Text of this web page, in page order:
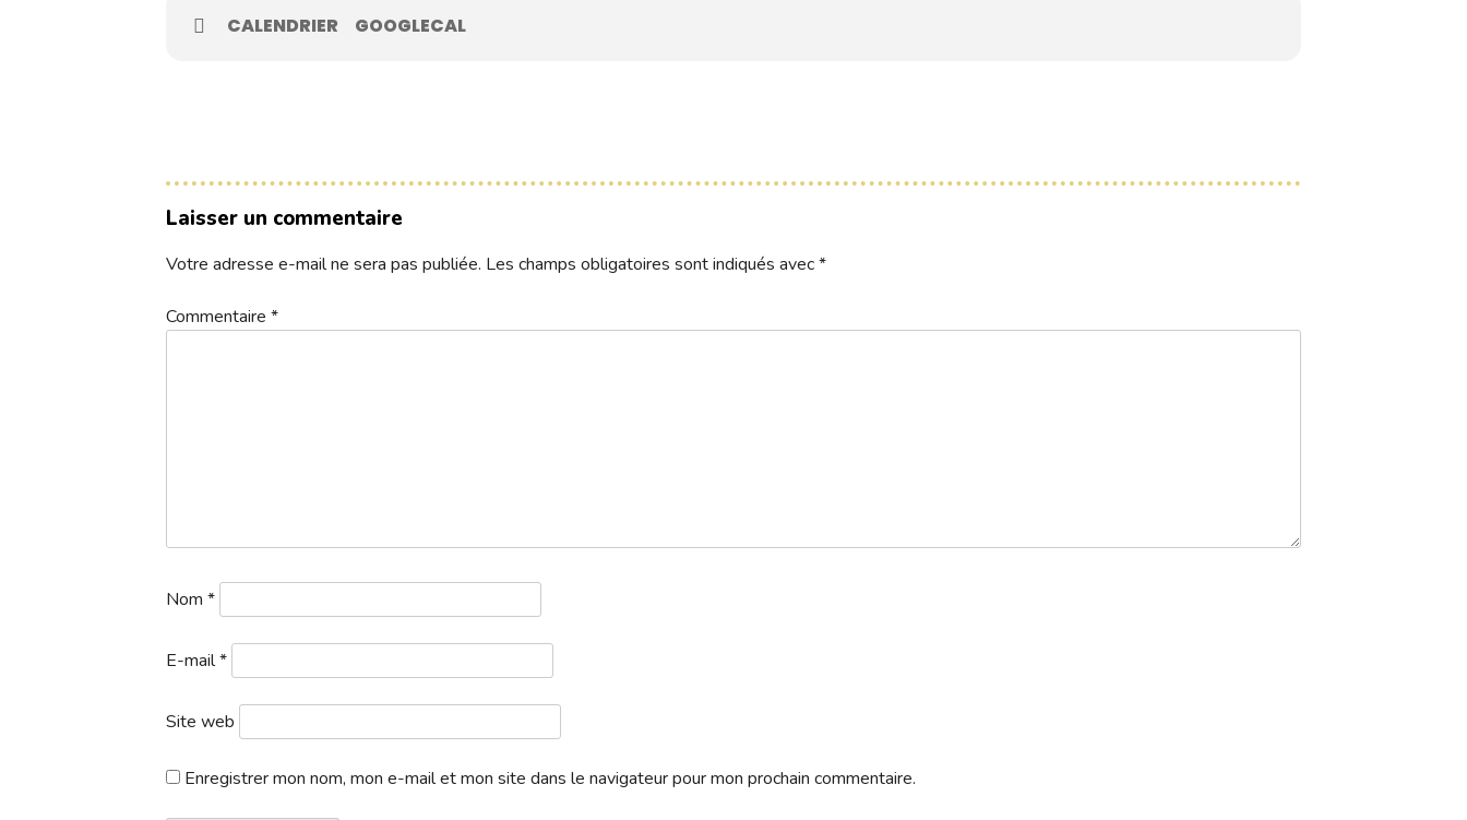
CALENDRIER GOOGLECAL
Laisser un commentaire
Votre adresse e-mail ne sera pas publiée. Les champs obligatoires sont indiqués avec*
Commentaire *
Nom *
E-mail*
Site web
Enregistrer mon nom, mon e-mail et mon site dans le navigateur pour mon prochain commentaire.
Compétitions à venir
Résultats de compétitions & actualités
Séminaire & restauration